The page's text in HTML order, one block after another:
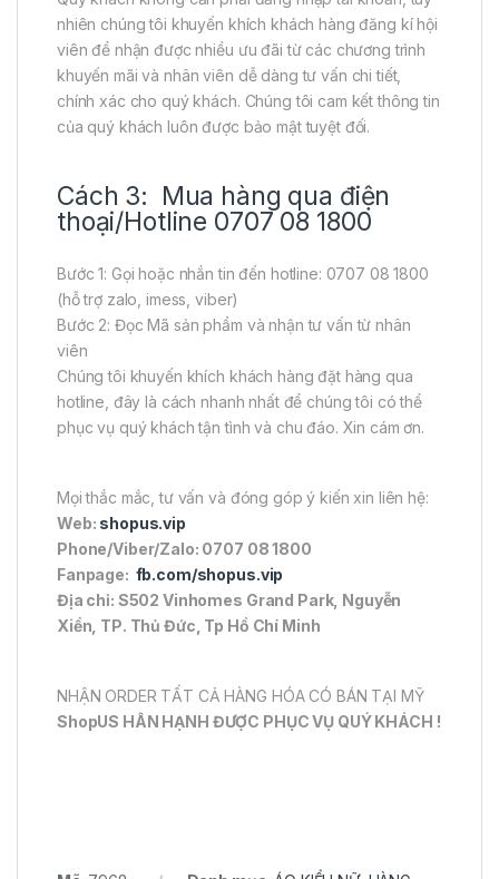
nhiên chúng tôi khuyến khích khách hàng đăng kí hội
viên để nhận được nhiều ưu đãi từ các chương trình
khuyến mãi và nhân viên dễ dàng tư vấn chi tiết,
chính xác cho quý khách. Chúng tôi cam kết thông tin
của quý khách luôn được bảo mật tuyệt đối.
Cách 3: Mua hàng qua điện
thoại/Hotline 0707 08 1800
Bước 1: Gọi hoặc nhắn tin đến hotline: 0707 08 1800
(hỗ trợ zalo, imess, viber)
Bước 2: Đọc Mã sản phẩm và nhận tư vấn từ nhân
viên
Chúng tôi khuyến khích khách hàng đặt hàng qua
hotline, đây là cách nhanh nhất để chúng tôi có thể
phục vụ quý khách tận tình và chu đáo. Xin cám ơn.
Mọi thắc mắc, tư vấn và đóng góp ý kiến xin liên hệ:
Web: shopus.vip
Phone/Viber/Zalo: 0707 08 1800
Fanpage: fb.com/shopus.vip
Địa chỉ: S502 Vinhomes Grand Park, Nguyễn
Xiển, TP. Thủ Đức, Tp Hồ Chí Minh
NHẬN ORDER TẤT CẢ HÀNG HÓA CÓ BÁN TẠI MỸ
ShopUS HÂN HẠNH ĐƯỢC PHỤC VỤ QUÝ KHÁCH !